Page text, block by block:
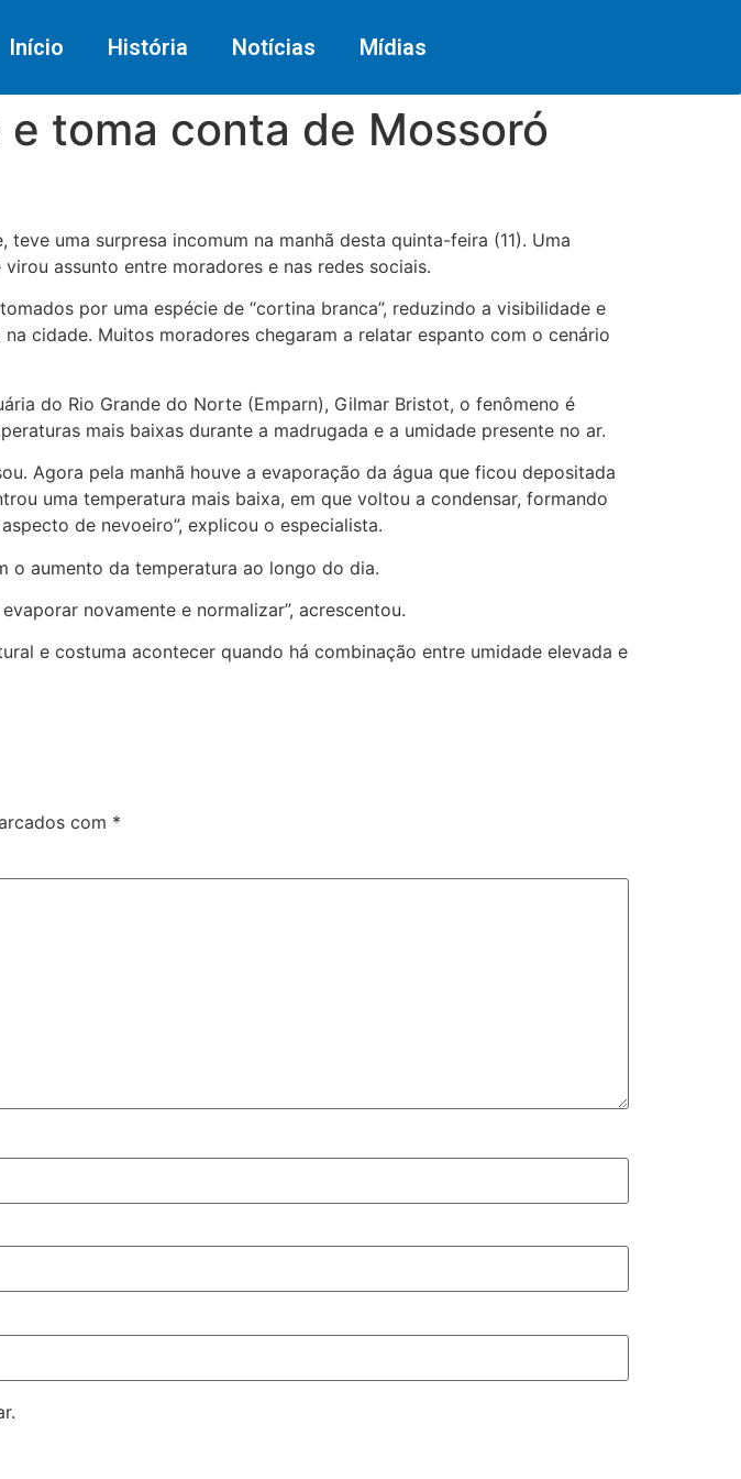
Início História Notícias Mídias
toma conta de Mossoró
uma surpresa incomum na manhã desta quinta-feira (11). Uma
assunto entre moradores e nas redes sociais.
por uma espécie de “cortina branca”, reduzindo a visibilidade e
cidade. Muitos moradores chegaram a relatar espanto com o cenário
do Rio Grande do Norte (Emparn), Gilmar Bristot, o fenômeno é
mais baixas durante a madrugada e a umidade presente no ar.
Agora pela manhã houve a evaporação da água que ficou depositada
uma temperatura mais baixa, em que voltou a condensar, formando
de nevoeiro”, explicou o especialista.
o aumento da temperatura ao longo do dia.
novamente e normalizar”, acrescentou.
e costuma acontecer quando há combinação entre umidade elevada e
com *